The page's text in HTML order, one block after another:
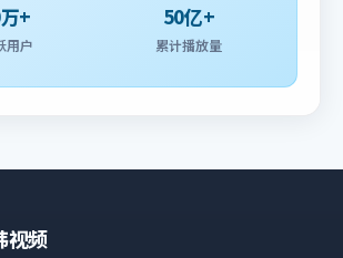
+
用户
50亿+
累计播放量
视频